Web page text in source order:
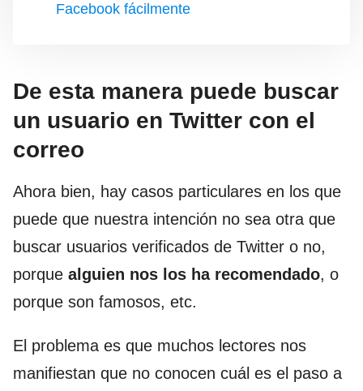
Facebook fácilmente
De esta manera puede buscar
un usuario en Twitter con el
correo
Ahora bien, hay casos particulares en los que
puede que nuestra intención no sea otra que
buscar usuarios verificados de Twitter o no,
porque alguien nos los ha recomendado, o
porque son famosos, etc.
El problema es que muchos lectores nos
manifiestan que no conocen cuál es el paso a